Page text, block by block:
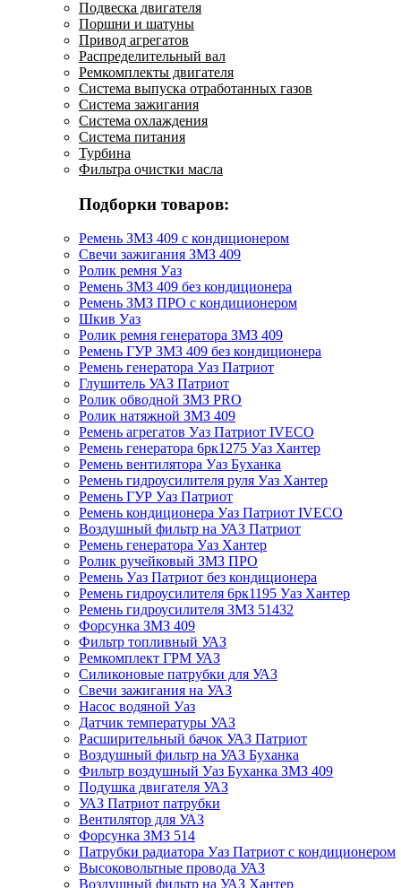
Подвеска двигателя
Поршни и шатуны
Привод агрегатов
Распределительный вал
Ремкомплекты двигателя
Система выпуска отработанных газов
Система зажигания
Система охлаждения
Система питания
Турбина
Фильтра очистки масла
Подборки товаров:
Ремень ЗМЗ 409 с кондиционером
Свечи зажигания ЗМЗ 409
Ролик ремня Уаз
Ремень ЗМЗ 409 без кондиционера
Ремень ЗМЗ ПРО с кондиционером
Шкив Уаз
Ролик ремня генератора ЗМЗ 409
Ремень ГУР ЗМЗ 409 без кондиционера
Ремень генератора Уаз Патриот
Глушитель УАЗ Патриот
Ролик обводной ЗМЗ PRO
Ролик натяжной ЗМЗ 409
Ремень агрегатов Уаз Патриот IVECO
Ремень генератора 6рк1275 Уаз Хантер
Ремень вентилятора Уаз Буханка
Ремень гидроусилителя руля Уаз Хантер
Ремень ГУР Уаз Патриот
Ремень кондиционера Уаз Патриот IVECO
Воздушный фильтр на УАЗ Патриот
Ремень генератора Уаз Хантер
Ролик ручейковый ЗМЗ ПРО
Ремень Уаз Патриот без кондиционера
Ремень гидроусилителя 6рк1195 Уаз Хантер
Ремень гидроусилителя ЗМЗ 51432
Форсунка ЗМЗ 409
Фильтр топливный УАЗ
Ремкомплект ГРМ УАЗ
Силиконовые патрубки для УАЗ
Свечи зажигания на УАЗ
Насос водяной Уаз
Датчик температуры УАЗ
Расширительный бачок УАЗ Патриот
Воздушный фильтр на УАЗ Буханка
Фильтр воздушный Уаз Буханка ЗМЗ 409
Подушка двигателя УАЗ
УАЗ Патриот патрубки
Вентилятор для УАЗ
Форсунка ЗМЗ 514
Патрубки радиатора Уаз Патриот с кондиционером
Высоковольтные провода УАЗ
Воздушный фильтр на УАЗ Хантер